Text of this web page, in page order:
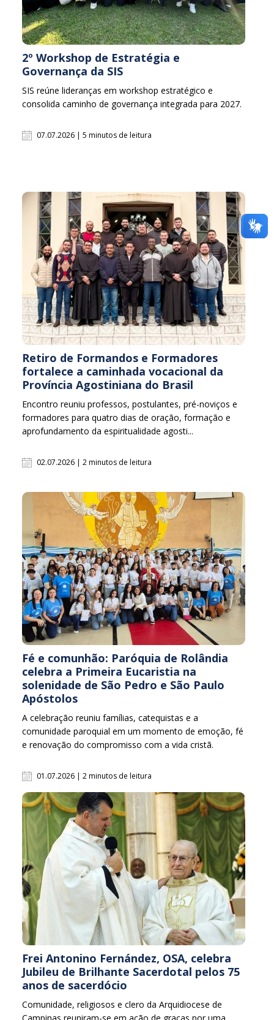
2º Workshop de Estratégia e
Governança da SIS
SIS reúne lideranças em workshop estratégico e
consolida caminho de governança integrada para 2027.
07.07.2026 | 5 minutos de leitura
Retiro de Formandos e Formadores
fortalece a caminhada vocacional da
Província Agostiniana do Brasil
Encontro reuniu professos, postulantes, pré-noviços e
formadores para quatro dias de oração, formação e
aprofundamento da espiritualidade agosti...
02.07.2026 | 2 minutos de leitura
Fé e comunhão: Paróquia de Rolândia
celebra a Primeira Eucaristia na
solenidade de São Pedro e São Paulo
Apóstolos
A celebração reuniu famílias, catequistas e a
comunidade paroquial em um momento de emoção, fé
e renovação do compromisso com a vida cristã.
01.07.2026 | 2 minutos de leitura
Frei Antonino Fernández, OSA, celebra
Jubileu de Brilhante Sacerdotal pelos 75
anos de sacerdócio
Comunidade, religiosos e clero da Arquidiocese de